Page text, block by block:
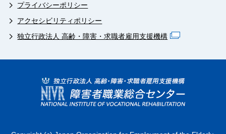
プライバシーポリシー
アクセシビリティポリシー
独立行政法人 高齢・障害・求職者雇用支援機構